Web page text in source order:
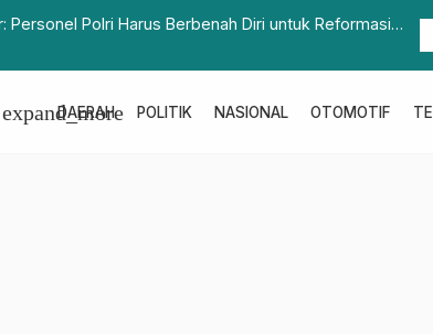
Duka Jadi Narasumber di Rakerkonas Apindo Ke-34,
DAERAH
expand_more POLITIK NASIONAL OTOMOTIF